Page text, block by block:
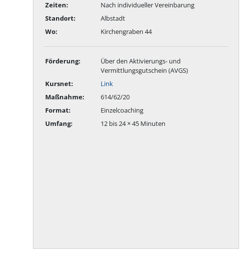
Zeiten:
Nach individueller Vereinbarung
Standort:
Albstadt
Wo:
Kirchengraben 44
Förderung:
Über den Aktivierungs- und
Vermittlungsgutschein (AVGS)
Kursnet:
Link
Maßnahme:
614/62/20
Format:
Einzelcoaching
Umfang:
12 bis 24 × 45 Minuten